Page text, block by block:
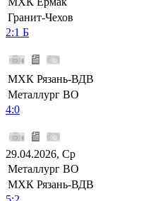
Гранит-Чехов
2:1 Б
МХК Рязань-ВДВ
Металлург ВО
4:0
29.04.2026, Ср
Металлург ВО
МХК Рязань-ВДВ